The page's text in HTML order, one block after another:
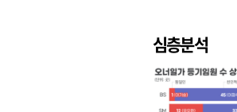
심층분석